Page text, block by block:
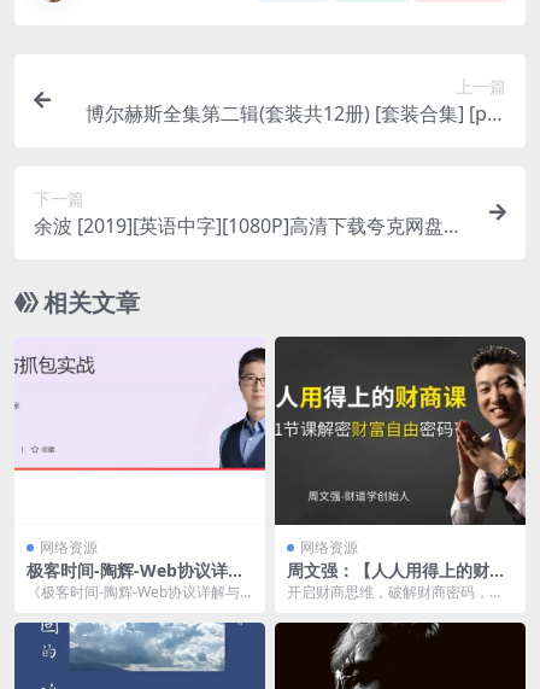
上一篇
博尔赫斯全集第二辑(套装共12册) [ 套装合集] [pdf
下一篇
余波 [2019][英语中字][1080P]高清下载夸克网盘下
相关文章
网络资源
极客时间-陶辉-Web协议详解
与抓包实战
《极客时间-陶辉-Web协议详解与
的高质量课程，内...
网络资源
周文强：【人人用得上的财商
思维课程 】夸克网盘下载
开启财商思维，破解财商密码，启